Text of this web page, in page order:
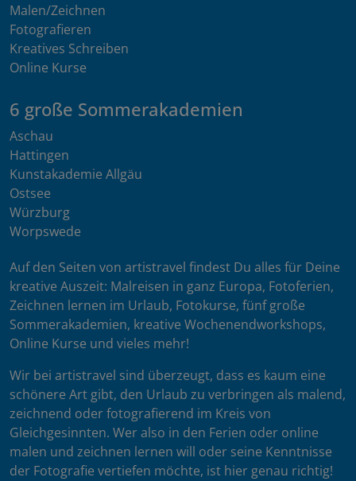
Malen/Zeichnen
Fotografieren
Kreatives Schreiben
Online Kurse
6 große Sommerakademien
Aschau
Hattingen
Kunstakademie Allgäu
Ostsee
Würzburg
Worpswede
Auf den Seiten von artistravel findest Du alles für Deine
kreative Auszeit: Malreisen in ganz Europa, Fotoferien,
Zeichnen lernen im Urlaub, Fotokurse, fünf große
Sommerakademien, kreative Wochenendworkshops,
Online Kurse und vieles mehr!
Wir bei artistravel sind überzeugt, dass es kaum eine
schönere Art gibt, den Urlaub zu verbringen als malend,
zeichnend oder fotografierend im Kreis von
Gleichgesinnten. Wer also in den Ferien oder online
malen und zeichnen lernen will oder seine Kenntnisse
der Fotografie vertiefen möchte, ist hier genau richtig!